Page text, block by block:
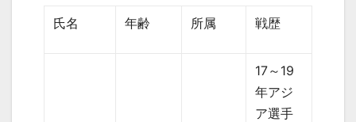
氏名 年齢 所属 戦歴
17～19
年アジ
ア選手